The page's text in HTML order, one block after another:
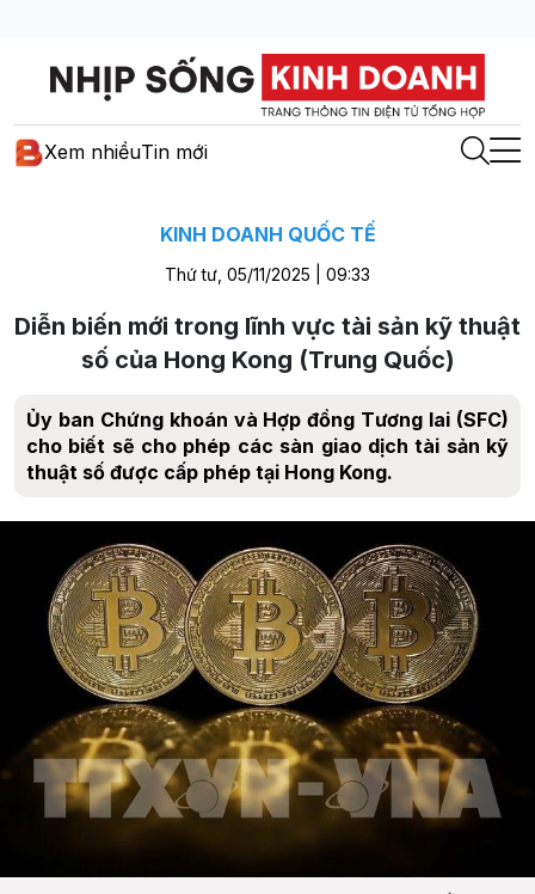
Xem nhiềuTin mới
KINH DOANH QUỐC TẾ
Thứ tư, 05/11/2025 | 09:33
Diễn biến mới trong lĩnh vực tài sản kỹ thuật
số của Hong Kong (Trung Quốc)
Ủy ban Chứng khoán và Hợp đồng Tương lai (SFC)
cho biết sẽ cho phép các sàn giao dịch tài sản kỹ
thuật số được cấp phép tại Hong Kong.